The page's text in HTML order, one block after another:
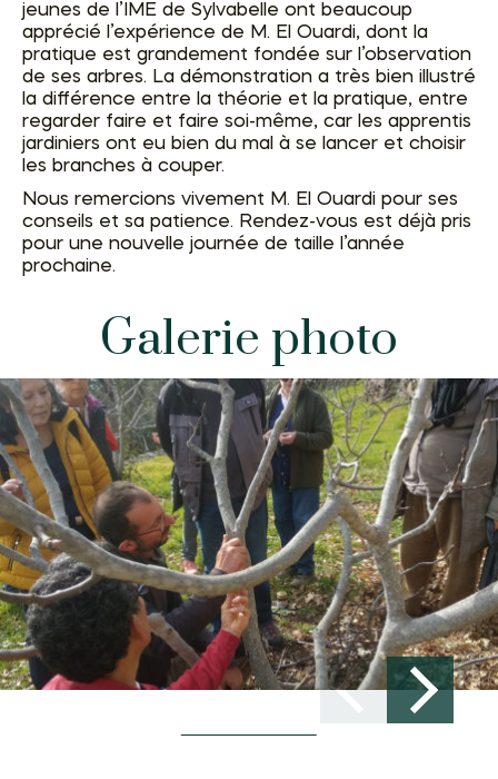
jeunes de l’IME de Sylvabelle ont beaucoup
apprécié l’expérience de M. El Ouardi, dont la
pratique est grandement fondée sur l’observation
de ses arbres. La démonstration a très bien illustré
la différence entre la théorie et la pratique, entre
regarder faire et faire soi-même, car les apprentis
jardiniers ont eu bien du mal à se lancer et choisir
les branches à couper.
Nous remercions vivement M. El Ouardi pour ses
conseils et sa patience. Rendez-vous est déjà pris
pour une nouvelle journée de taille l’année
prochaine.
Galerie photo